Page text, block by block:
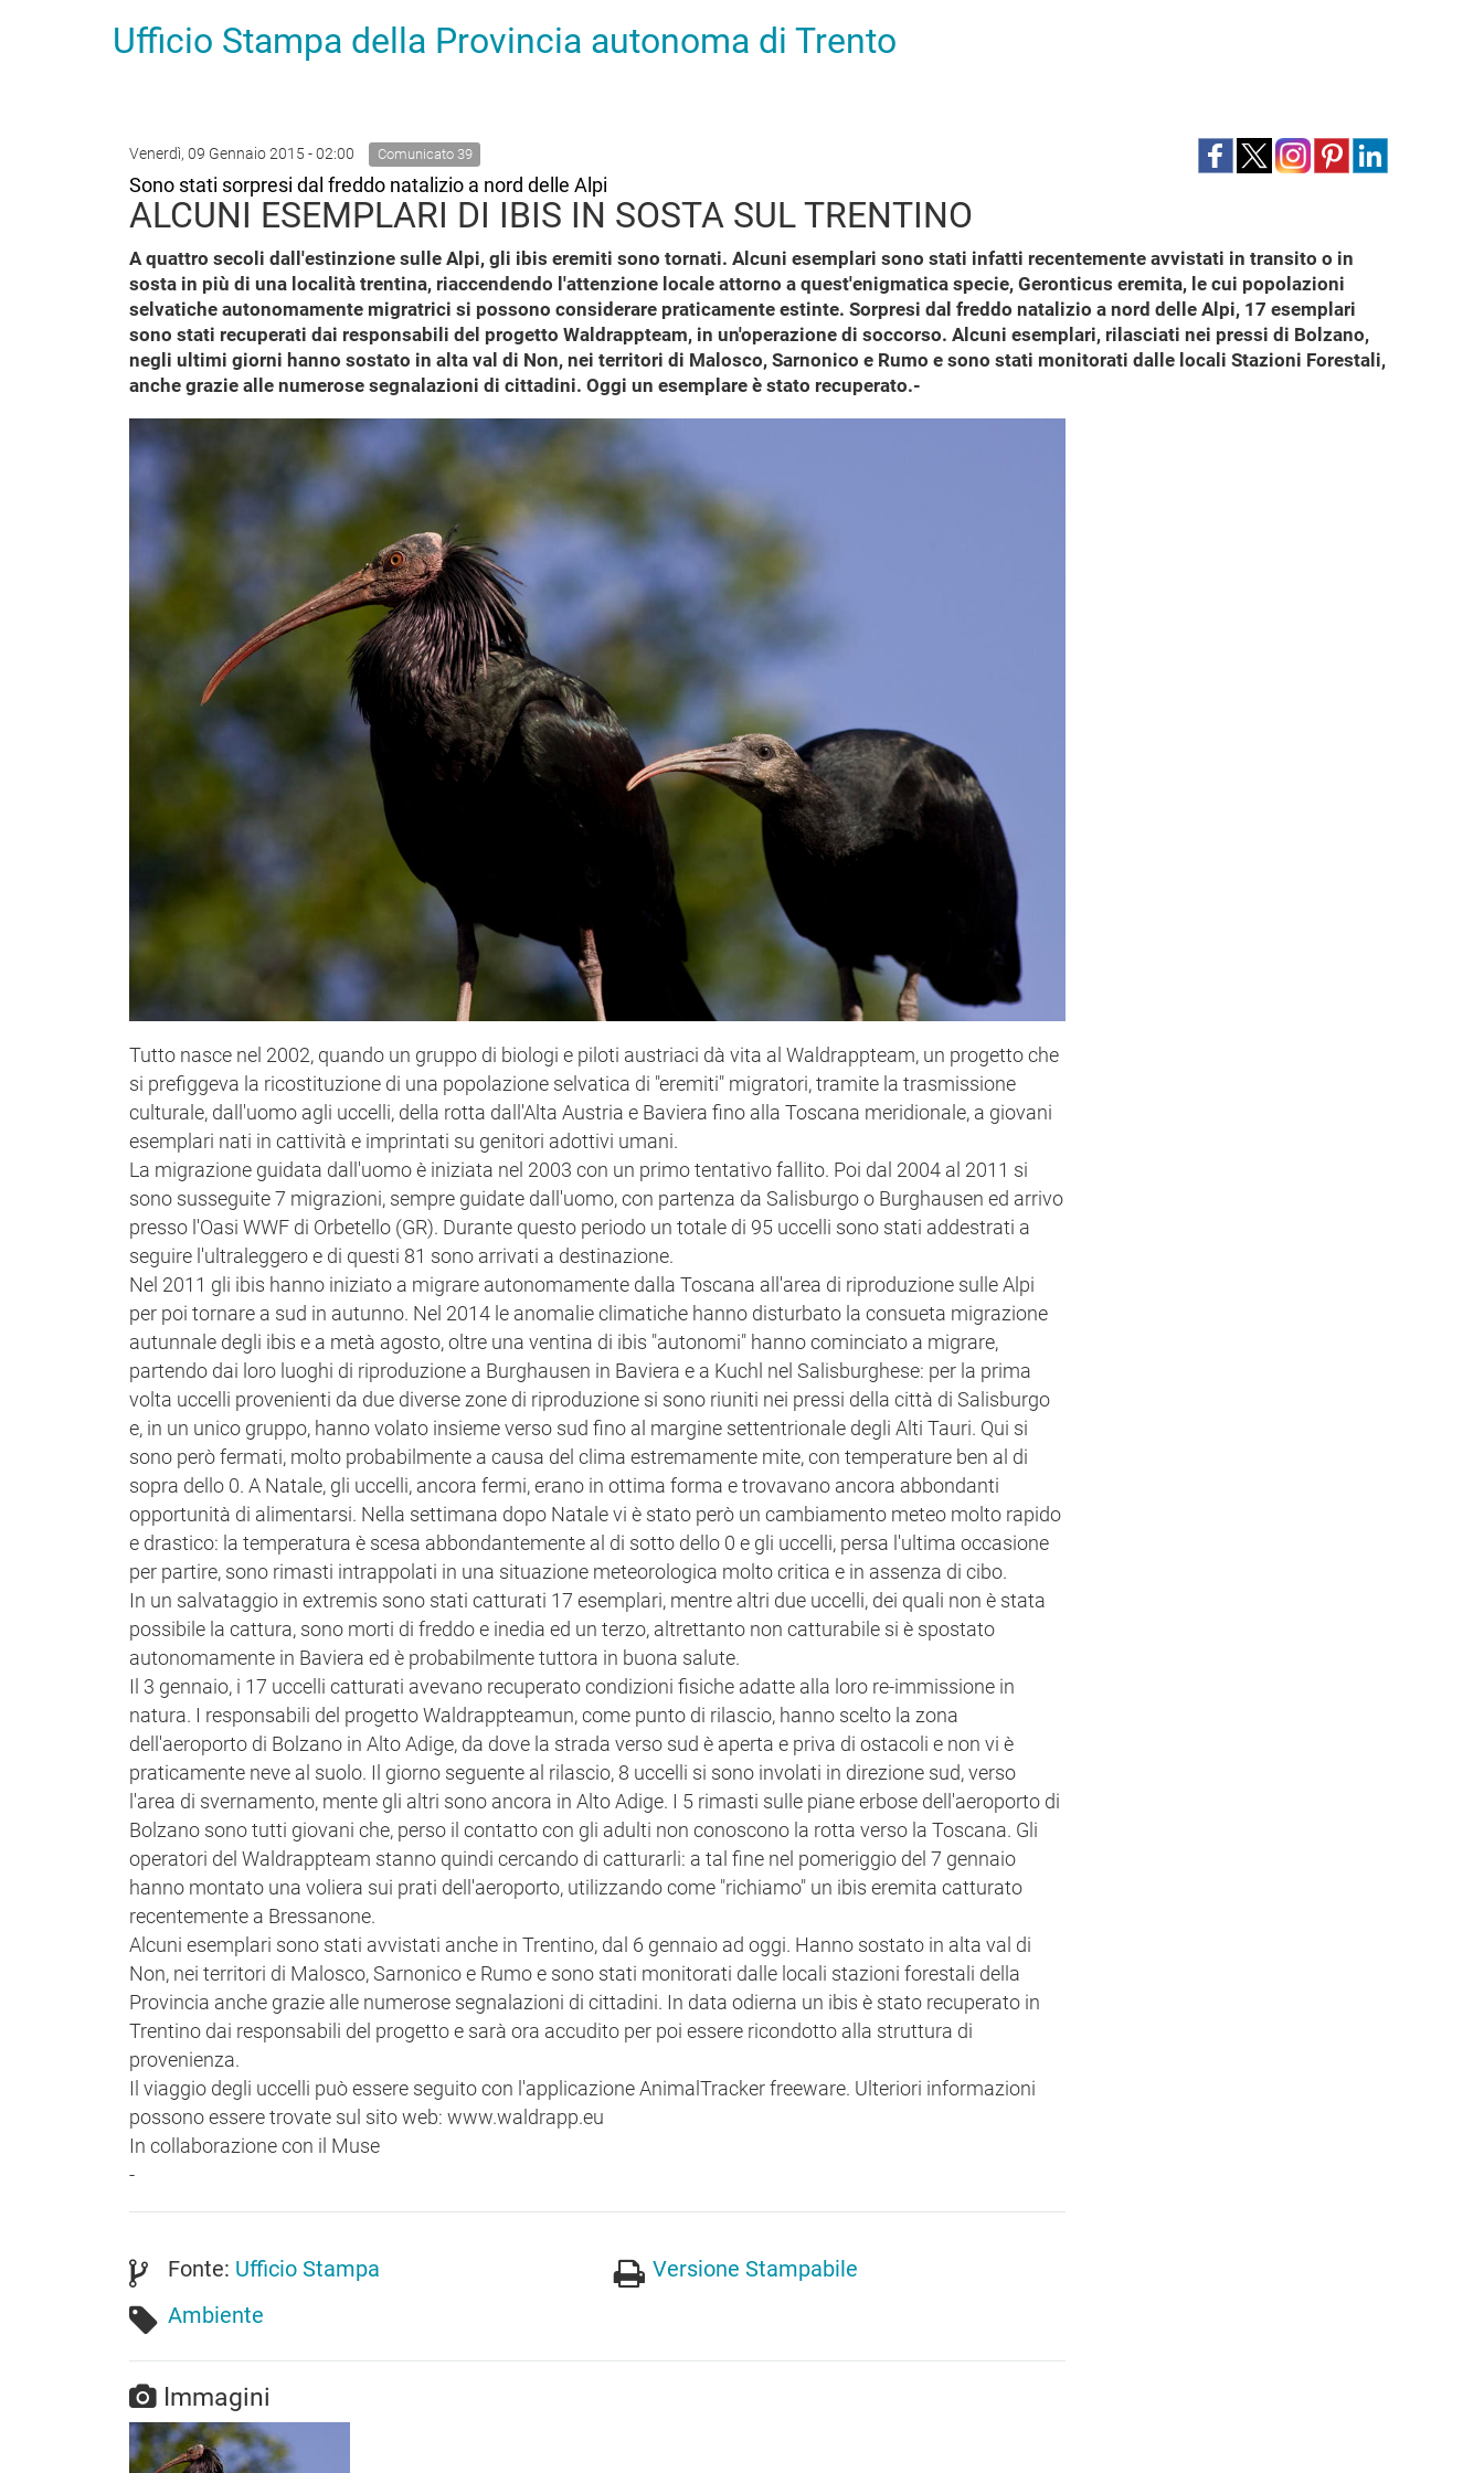
Ufficio Stampa della Provincia autonoma di Trento
Venerdì, 09 Gennaio 2015 - 02:00 Comunicato 39
Sono stati sorpresi dal freddo natalizio a nord delle Alpi
ALCUNI ESEMPLARI DI IBIS IN SOSTA SUL TRENTINO
A quattro secoli dall'estinzione sulle Alpi, gli ibis eremiti sono tornati. Alcuni esemplari sono stati infatti recentemente avvistati in transito o in
sosta in più di una località trentina, riaccendendo l'attenzione locale attorno a quest'enigmatica specie, Geronticus eremita, le cui popolazioni
selvatiche autonomamente migratrici si possono considerare praticamente estinte. Sorpresi dal freddo natalizio a nord delle Alpi, 17 esemplari
sono stati recuperati dai responsabili del progetto Waldrappteam, in un'operazione di soccorso. Alcuni esemplari, rilasciati nei pressi di Bolzano,
negli ultimi giorni hanno sostato in alta val di Non, nei territori di Malosco, Sarnonico e Rumo e sono stati monitorati dalle locali Stazioni Forestali,
anche grazie alle numerose segnalazioni di cittadini. Oggi un esemplare è stato recuperato.-
Tutto nasce nel 2002, quando un gruppo di biologi e piloti austriaci dà vita al Waldrappteam, un progetto che
si prefiggeva la ricostituzione di una popolazione selvatica di "eremiti" migratori, tramite la trasmissione
culturale, dall'uomo agli uccelli, della rotta dall'Alta Austria e Baviera fino alla Toscana meridionale, a giovani
esemplari nati in cattività e imprintati su genitori adottivi umani.
La migrazione guidata dall'uomo è iniziata nel 2003 con un primo tentativo fallito. Poi dal 2004 al 2011 si
sono susseguite 7 migrazioni, sempre guidate dall'uomo, con partenza da Salisburgo o Burghausen ed arrivo
presso l'Oasi WWF di Orbetello (GR). Durante questo periodo un totale di 95 uccelli sono stati addestrati a
seguire l'ultraleggero e di questi 81 sono arrivati a destinazione.
Nel 2011 gli ibis hanno iniziato a migrare autonomamente dalla Toscana all'area di riproduzione sulle Alpi
per poi tornare a sud in autunno. Nel 2014 le anomalie climatiche hanno disturbato la consueta migrazione
autunnale degli ibis e a metà agosto, oltre una ventina di ibis "autonomi" hanno cominciato a migrare,
partendo dai loro luoghi di riproduzione a Burghausen in Baviera e a Kuchl nel Salisburghese: per la prima
volta uccelli provenienti da due diverse zone di riproduzione si sono riuniti nei pressi della città di Salisburgo
e, in un unico gruppo, hanno volato insieme verso sud fino al margine settentrionale degli Alti Tauri. Qui si
sono però fermati, molto probabilmente a causa del clima estremamente mite, con temperature ben al di
sopra dello 0. A Natale, gli uccelli, ancora fermi, erano in ottima forma e trovavano ancora abbondanti
opportunità di alimentarsi. Nella settimana dopo Natale vi è stato però un cambiamento meteo molto rapido
e drastico: la temperatura è scesa abbondantemente al di sotto dello 0 e gli uccelli, persa l'ultima occasione
per partire, sono rimasti intrappolati in una situazione meteorologica molto critica e in assenza di cibo.
In un salvataggio in extremis sono stati catturati 17 esemplari, mentre altri due uccelli, dei quali non è stata
possibile la cattura, sono morti di freddo e inedia ed un terzo, altrettanto non catturabile si è spostato
autonomamente in Baviera ed è probabilmente tuttora in buona salute.
Il 3 gennaio, i 17 uccelli catturati avevano recuperato condizioni fisiche adatte alla loro re-immissione in
natura. I responsabili del progetto Waldrappteamun, come punto di rilascio, hanno scelto la zona
dell'aeroporto di Bolzano in Alto Adige, da dove la strada verso sud è aperta e priva di ostacoli e non vi è
praticamente neve al suolo. Il giorno seguente al rilascio, 8 uccelli si sono involati in direzione sud, verso
l'area di svernamento, mente gli altri sono ancora in Alto Adige. I 5 rimasti sulle piane erbose dell'aeroporto di
Bolzano sono tutti giovani che, perso il contatto con gli adulti non conoscono la rotta verso la Toscana. Gli
operatori del Waldrappteam stanno quindi cercando di catturarli: a tal fine nel pomeriggio del 7 gennaio
hanno montato una voliera sui prati dell'aeroporto, utilizzando come "richiamo" un ibis eremita catturato
recentemente a Bressanone.
Alcuni esemplari sono stati avvistati anche in Trentino, dal 6 gennaio ad oggi. Hanno sostato in alta val di
Non, nei territori di Malosco, Sarnonico e Rumo e sono stati monitorati dalle locali stazioni forestali della
Provincia anche grazie alle numerose segnalazioni di cittadini. In data odierna un ibis è stato recuperato in
Trentino dai responsabili del progetto e sarà ora accudito per poi essere ricondotto alla struttura di
provenienza.
Il viaggio degli uccelli può essere seguito con l'applicazione AnimalTracker freeware. Ulteriori informazioni
possono essere trovate sul sito web: www.waldrapp.eu
In collaborazione con il Muse
-
Fonte: Ufficio Stampa
Ambiente
Versione Stampabile
Immagini